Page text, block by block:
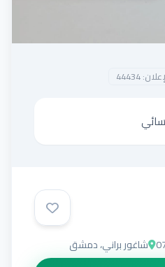
44434
شاغور براني، دمشق